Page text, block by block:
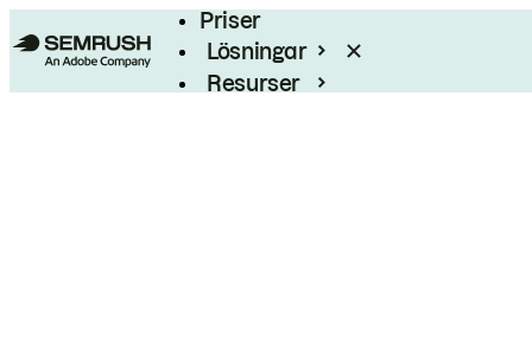
Priser
Lösningar
Resurser